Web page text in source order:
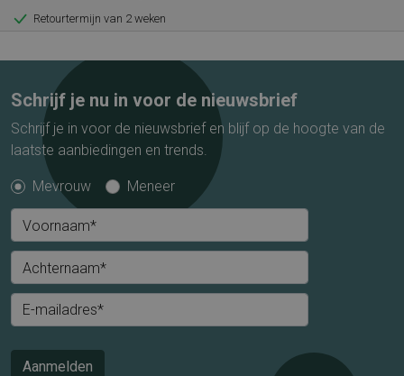
Retourtermijn van 2 weken
Schrijf je nu in voor de nieuwsbrief
Schrijf je in voor de nieuwsbrief en blijf op de hoogte van de
laatste aanbiedingen en trends.
Mevrouw Meneer
Voornaam*
Achternaam*
E-mailadres*
Aanmelden